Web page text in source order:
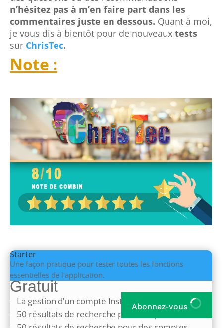
n’hésitez pas à m’en faire part dans les
commentaires juste en dessous. Quant à moi,
je vous dis à bientôt pour de nouveaux tests
sur ChrisTec.
Note :
Starter
Une façon pratique pour tester toutes les fonctions
essentielles de l'application.
Gratuit
La gestion d’un compte Instagram
50 résultats de recherche pour des publications
Abonnez-vous